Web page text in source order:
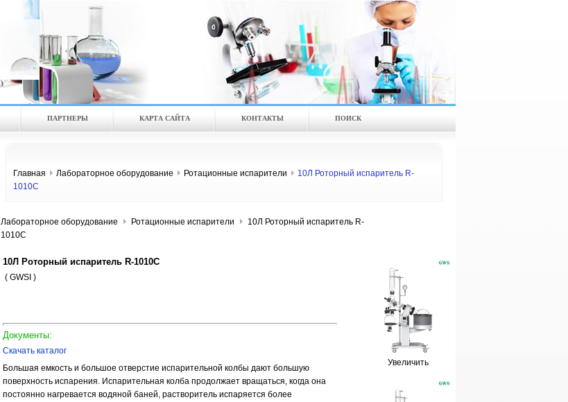
ПАРТНЕРЫ КАРТА САЙТА КОНТАКТЫ ПОИСК
Главная Лабораторное оборудование Ротационные испарители
10Л Роторный испаритель R-
1010C
Лабораторное оборудование Ротационные испарители
10Л Роторный испаритель R-
1010C
10Л Роторный испаритель R-1010C
( GWSI )
Увеличить
Документы:
Скачать каталог
Большая емкость и большое отверстие испарительной колбы дают большую
поверхность испарения. Испарительная колба продолжает вращаться, когда она
постоянно нагревается водяной баней, растворитель испаряется более